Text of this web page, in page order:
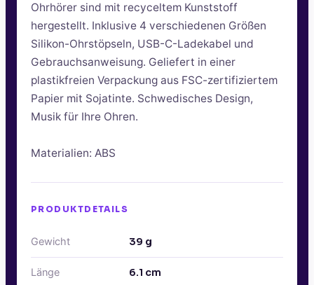
Ohrhörer sind mit recyceltem Kunststoff
hergestellt. Inklusive 4 verschiedenen Größen
Silikon-Ohrstöpseln, USB-C-Ladekabel und
Gebrauchsanweisung. Geliefert in einer
plastikfreien Verpackung aus FSC-zertifiziertem
Papier mit Sojatinte. Schwedisches Design,
Musik für Ihre Ohren.
Materialien: ABS
PRODUKTDETAILS
Gewicht 39 g
Länge 6.1 cm